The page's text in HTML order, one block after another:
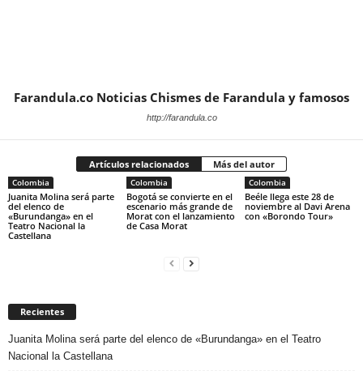
Farandula.co Noticias Chismes de Farandula y famosos
http://farandula.co
Artículos relacionados Más del autor
Colombia
Juanita Molina será parte
del elenco de
«Burundanga» en el
Teatro Nacional la
Castellana
Colombia
Bogotá se convierte en el
escenario más grande de
Morat con el lanzamiento
de Casa Morat
Colombia
Beéle llega este 28 de
noviembre al Davi Arena
con «Borondo Tour»
Recientes
Juanita Molina será parte del elenco de «Burundanga» en el Teatro
Nacional la Castellana